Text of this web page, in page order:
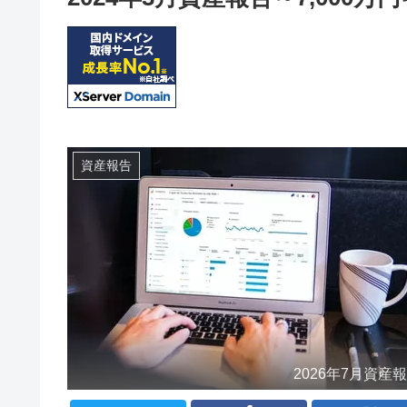
資産報告
2026年7月資産